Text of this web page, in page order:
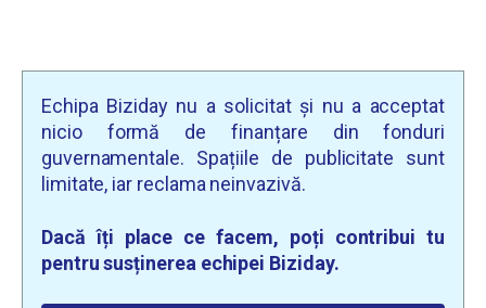
Echipa Biziday nu a solicitat și nu a acceptat
nicio formă de finanțare din fonduri
guvernamentale. Spațiile de publicitate sunt
limitate, iar reclama neinvazivă.
Dacă îți place ce facem, poți contribui tu
pentru susținerea echipei Biziday.